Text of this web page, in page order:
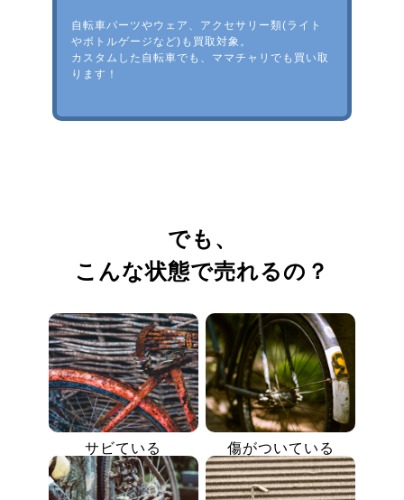
自転車パーツやウェア、アクセサリー類(ライト
やボトルゲージなど)も買取対象。
カスタムした自転車でも、ママチャリでも買い取
ります！
でも、
こんな状態で売れるの？
サビている 傷がついている